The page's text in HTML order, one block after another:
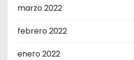
marzo 2022
febrero 2022
enero 2022